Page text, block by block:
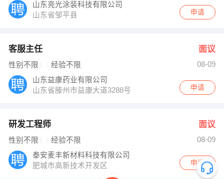
山东亮光涂装科技有限公司
山东省邹平县
申请
客服主任 面议
性别不限 经验不限
08-09
山东益康药业有限公司
山东省滕州市益康大道3288号
申请
研发工程师 面议
性别不限 经验不限
08-09
泰安麦丰新材料科技有限公司
肥城市高新技术开发区
申请